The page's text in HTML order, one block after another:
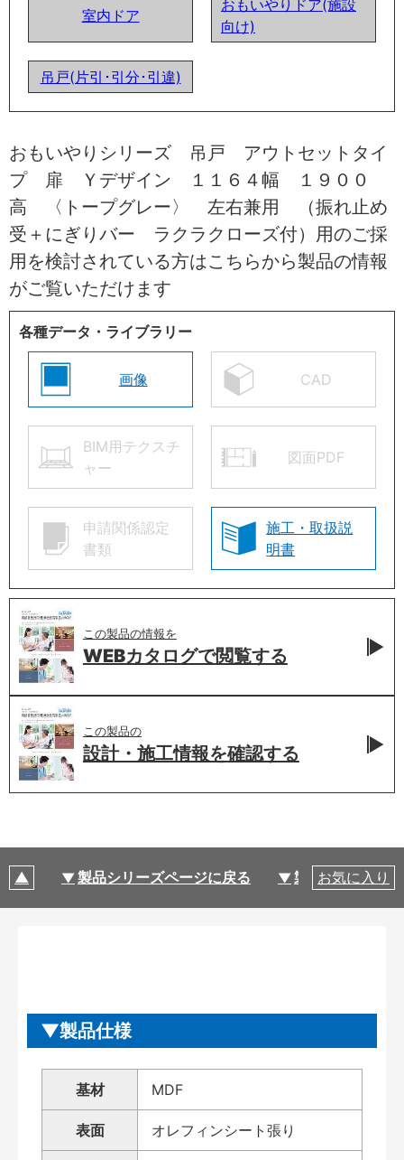
室内ドア
おもいやりドア(施設
向け)
吊戸(片引･引分･引違)
おもいやりシリーズ 吊戸 アウトセットタイ
プ 扉 Ｙデザイン １１６４幅 １９００
高 〈トープグレー〉 左右兼用 （振れ止め
受＋にぎりバー ラクラクローズ付）用のご採
用を検討されている方はこちらから製品の情報
がご覧いただけます
各種データ・ライブラリー
画像 CAD
BIM用テクスチ
ャー
図面PDF
申請関係認定
書類
施工・取扱説
明書
この製品の情報を
WEBカタログで閲覧する
この製品の
設計・施工情報を確認する
製品シリーズページに戻る 製品仕様
お気に入り
製品仕様
基材 MDF
表面 オレフィンシート張り